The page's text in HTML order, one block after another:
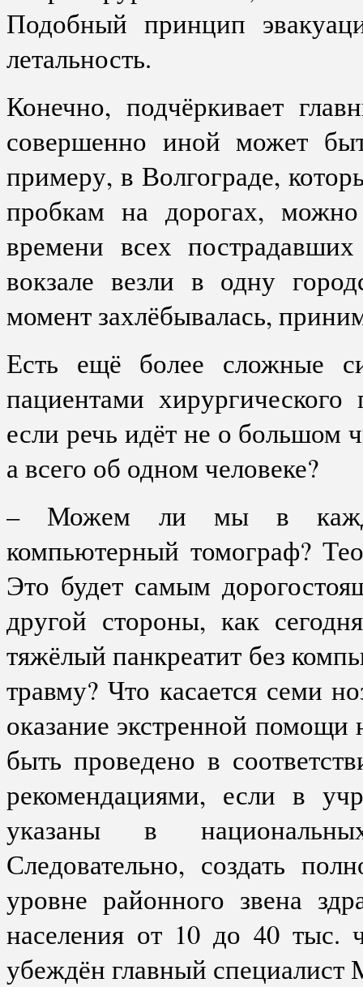
Подобный принцип
летальность.
Конечно, подчёркивает
совершенно иной может
примеру, в Волгограде,
пробкам на дорогах,
времени всех
вокзале везли в одну
момент захлёбывалась,
Есть ещё более сложные
пациентами
если речь идёт не о большом
а всего об одном человеке?
– Можем ли мы в
компьютерный томограф?
Это будет самым
другой стороны, как
тяжёлый панкреатит без
травму? Что касается семи
оказание экстренной
быть проведено в
рекомендациями, если в
указаны в
Следовательно, создать
уровне районного звена
населения от 10 до 40 тыс.
убеждён главный специалист